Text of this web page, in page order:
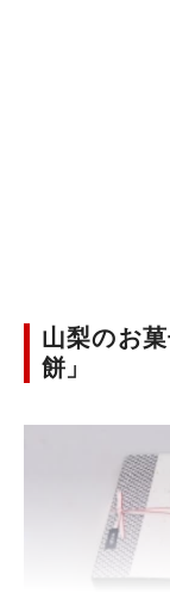
山梨のお
餅」